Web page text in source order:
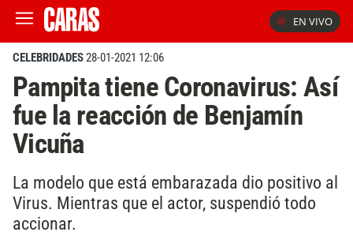
EN VIVO
CELEBRIDADES28-01-2021 12:06
Pampita tiene Coronavirus: Así
fue la reacción de Benjamín
Vicuña
La modelo que está embarazada dio positivo al
Virus. Mientras que el actor, suspendió todo
accionar.